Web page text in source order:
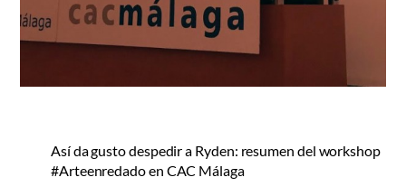
Así da gusto despedir a Ryden: resumen del workshop
#Arteenredado en CAC Málaga